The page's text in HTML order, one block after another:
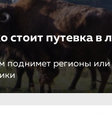
стоит путевка в
поднимет регионы или